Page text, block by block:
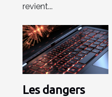
revient...
Les dangers